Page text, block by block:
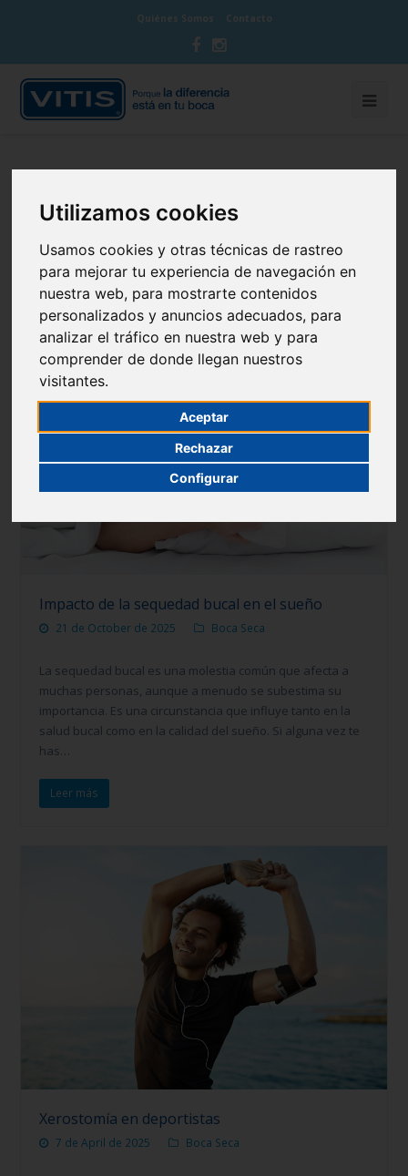
Utilizamos cookies
Usamos cookies y otras técnicas de rastreo
para mejorar tu experiencia de navegación en
nuestra web, para mostrarte contenidos
personalizados y anuncios adecuados, para
analizar el tráfico en nuestra web y para
comprender de donde llegan nuestros
visitantes.
Aceptar
Rechazar
Configurar
Quiénes Somos Contacto
Boca Seca
Impacto de la sequedad bucal en el sueño
21 de October de 2025 Boca Seca
La sequedad bucal es una molestia común que afecta a
muchas personas, aunque a menudo se subestima su
importancia. Es una circunstancia que influye tanto en la
salud bucal como en la calidad del sueño. Si alguna vez te
has…
Leer más
Xerostomía en deportistas
7 de April de 2025 Boca Seca